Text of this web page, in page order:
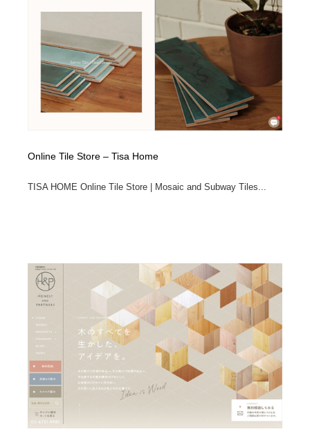
Online Tile Store – Tisa Home
TISA HOME Online Tile Store | Mosaic and Subway Tiles...